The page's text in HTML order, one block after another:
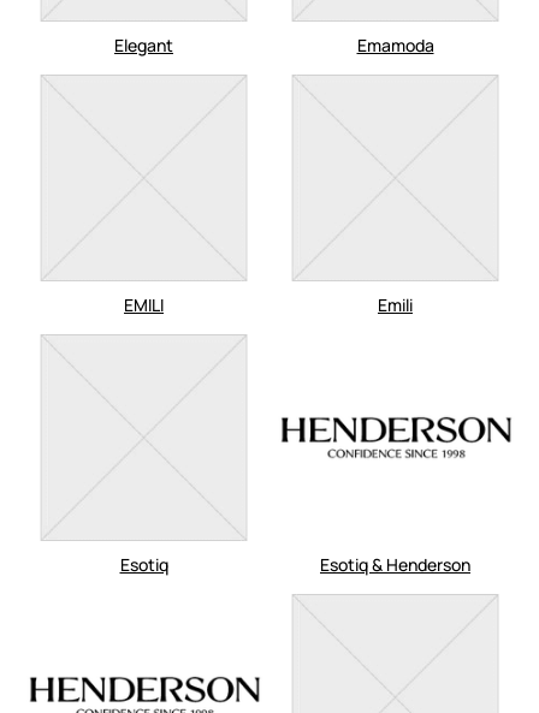
Elegant Emamoda
EMILI Emili
Esotiq Esotiq & Henderson